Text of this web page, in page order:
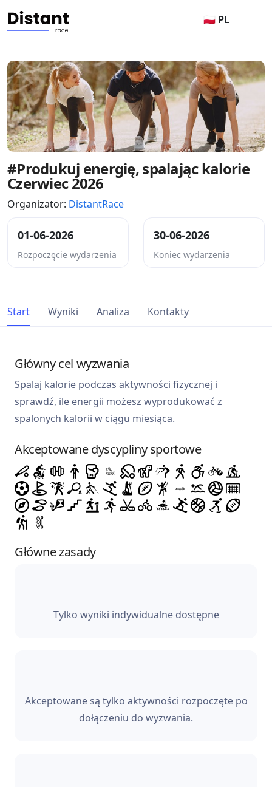
🇵🇱 PL
#Produkuj energię, spalając kalorie
Czerwiec 2026
Organizator: DistantRace
01-06-2026
Rozpoczęcie wydarzenia
30-06-2026
Koniec wydarzenia
Start Wyniki Analiza Kontakty
Główny cel wyzwania
Spalaj kalorie podczas aktywności fizycznej i
sprawdź, ile energii możesz wyprodukować z
spalonych kalorii w ciągu miesiąca.
Akceptowane dyscypliny sportowe
Główne zasady
Tylko wyniki indywidualne dostępne
Akceptowane są tylko aktywności rozpoczęte po
dołączeniu do wyzwania.